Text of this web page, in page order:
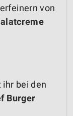
von
bei den
Burger